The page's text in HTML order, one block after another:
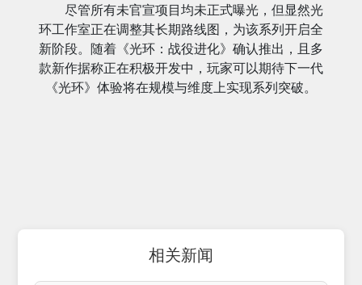
尽管所有未官宣项目均未正式曝光，但显然光
环工作室正在调整其长期路线图，为该系列开启全
新阶段。随着《光环：战役进化》确认推出，且多
款新作据称正在积极开发中，玩家可以期待下一代
《光环》体验将在规模与维度上实现系列突破。
相关新闻